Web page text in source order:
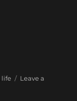
life
Leave a